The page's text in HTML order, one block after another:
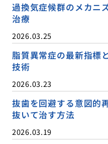
過換気症候群のメカニ
治療
2026.03.25
脂質異常症の最新指標
技術
2026.03.23
抜歯を回避する意図的
抜いて治す方法
2026.03.19